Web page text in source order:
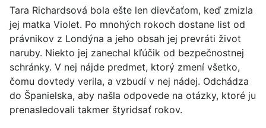
Tara Richardsová bola ešte len dievčaťom, keď zmizla
jej matka Violet. Po mnohých rokoch dostane list od
právnikov z Londýna a jeho obsah jej prevráti život
naruby. Niekto jej zanechal kľúčik od bezpečnostnej
schránky. V nej nájde predmet, ktorý zmení všetko,
čomu dovtedy verila, a vzbudí v nej nádej. Odchádza
do Španielska, aby našla odpovede na otázky, ktoré ju
prenasledovali takmer štyridsať rokov.